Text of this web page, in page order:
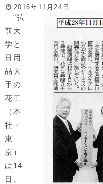
2016年11月24日
“弘
前大
学と
日用
品大
手の
花王
（本
社・
東
京）
は14
日、